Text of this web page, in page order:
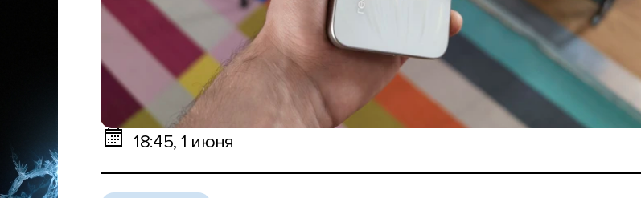
18:45, 1 июня